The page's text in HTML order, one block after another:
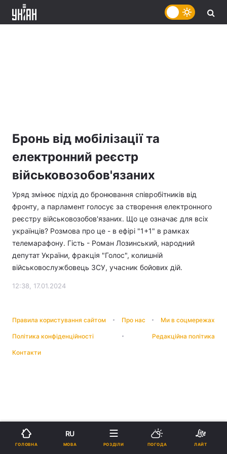
Бронь від мобілізації та
електронний реєстр
військовозобов'язаних
Уряд змінює підхід до бронювання співробітників від
фронту, а парламент голосує за створення електронного
реєстру військовозобов'язаних. Що це означає для всіх
українців? Розмова про це - в ефірі "1+1" в рамках
телемарафону. Гість - Роман Лозинський, народний
депутат України, фракція "Голос", колишній
військовослужбовець ЗСУ, учасник бойових дій.
12:38, 17.01.2024
Правила користування сайтом Про нас Ми в соцмережах
Політика конфіденційності Редакційна політика
Контакти
ГОЛОВНА
RU
МОВА РОЗДІЛИ ПОГОДА ЛАЙТ